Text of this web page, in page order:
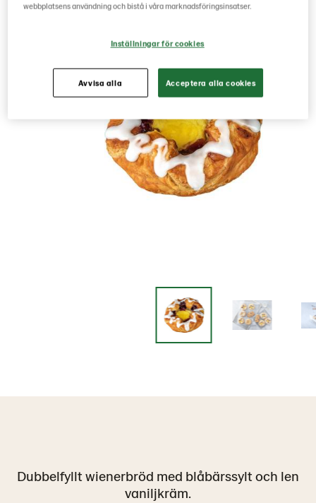
Dubbelfyllt wienerbröd med blåbärssylt och len
vaniljkräm.
webbplatsens användning och bistå i våra marknadsföringsinsatser.
Inställningar för cookies
Avvisa alla Acceptera alla cookies